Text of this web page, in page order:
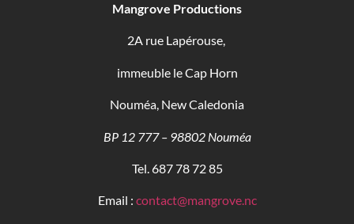
Mangrove Productions
2A rue Lapérouse,
immeuble le Cap Horn
Nouméa, New Caledonia
BP 12 777 – 98802 Nouméa
Tel. 687 78 72 85
Email : contact@mangrove.nc